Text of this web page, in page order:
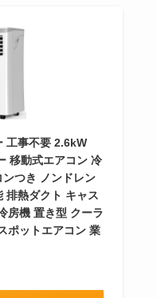
工事不要 2.6kW
移動式エアコン 冷
つき ノンドレン
排熱ダクト キャス
房機 置き型 クーラ
ポットエアコン 業